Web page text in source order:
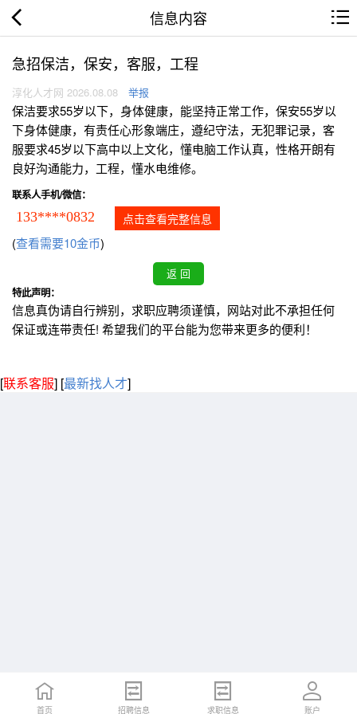
信息内容
急招保洁，保安，客服，工程
淳化人才网 2026.08.08 举报
保洁要求55岁以下，身体健康，能坚持正常工作，保安55岁以
下身体健康，有责任心形象端庄，遵纪守法，无犯罪记录，客
服要求45岁以下高中以上文化，懂电脑工作认真，性格开朗有
良好沟通能力，工程，懂水电维修。
联系人手机/微信：
133****0832 点击查看完整信息
(查看需要10金币)
特此声明：
信息真伪请自行辨别，求职应聘须谨慎，网站对此不承担任何
保证或连带责任! 希望我们的平台能为您带来更多的便利！
[联系客服] [最新找人才]
首页 招聘信息 求职信息 账户